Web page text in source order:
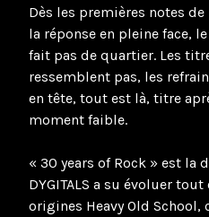
Dès les premières notes
la réponse en pleine face,
fait pas de quartier. Les
ressemblent pas, les
en tête, tout est là, titre
moment faible.
« 30 years of Rock » est la
DYGITALS a su évoluer
origines Heavy Old School,